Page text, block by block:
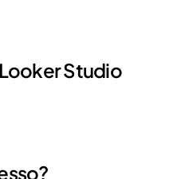
Studio